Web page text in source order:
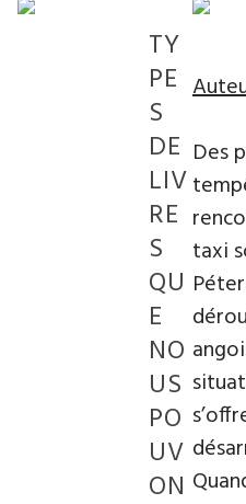
Des
taxi
TY
PE
S
DE
LIV
RE
S
QU
E
NO
US
PO
UV
ON